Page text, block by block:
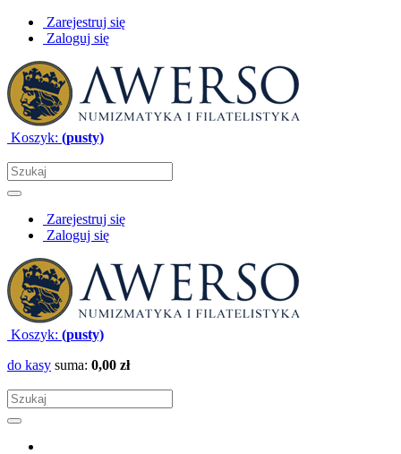
Zarejestruj się
Zaloguj się
Koszyk: (pusty)
Zarejestruj się
Zaloguj się
Koszyk: (pusty)
do kasy suma: 0,00 zł